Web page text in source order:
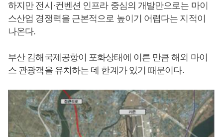
하지만 전시·컨벤션 인프라 중심의 개발만으로는 마이
스산업 경쟁력을 근본적으로 높이기 어렵다는 지적이
나온다.
부산 김해국제공항이 포화상태에 이른 만큼 해외 마이
스 관광객을 유치하는 데 한계가 있기 때문이다.